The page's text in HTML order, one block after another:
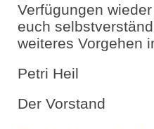
Verfügungen
euch
weiteres Vorgehen
Petri Heil
Der Vorstand